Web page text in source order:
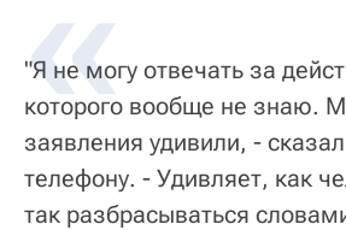
"Я не могу отвечать за
которого вообще не знаю.
заявления удивили, -
телефону. - Удивляет, как
так разбрасываться